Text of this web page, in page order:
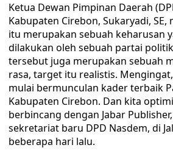
Ketua Dewan Pimpinan Daerah
Kabupaten Cirebon, Sukaryadi,
itu merupakan sebuah keharusan
dilakukan oleh sebuah partai
tersebut juga merupakan sebuah
rasa, target itu realistis.
mulai bermunculan kader terbaik
Kabupaten Cirebon. Dan kita
berbincang dengan Jabar
sekretariat baru DPD Nasdem, di
beberapa hari lalu.